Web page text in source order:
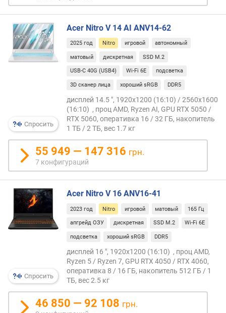
м
п
о
д
б
а
в
л
е
н
и
я
п
о
и
ч
е
с
Спросить
Acer Nitro V 14 AI ANV14-62
2025 год Nitro игровой автономный
матовый дискретная SSD M.2
USB-C 40G (USB4) Wi-Fi 6E подсветка
3D сканер лица хороший sRGB DDR5
дисплей 14.5 ", 1920x1200 (16:10) / 2560x1600
(16:10) , проц AMD, Ryzen AI, GPU RTX 5050 /
RTX 5060, оперативка 16 / 32 ГБ, накопитель
1 ТБ / 2 ТБ, вес 1.7 кг
55 949 — 147 316 грн.
7 конфигураций
Спросить
Acer Nitro V 16 ANV16-41
2023 год Nitro игровой матовый 165 Гц
апгрейд ОЗУ дискретная SSD M.2 Wi-Fi 6E
подсветка хороший sRGB DDR5
дисплей 16 ", 1920x1200 (16:10) , проц AMD,
Ryzen 5 / Ryzen 7, GPU RTX 4050 / RTX 4060,
оперативка 8 / 16 ГБ, накопитель 512 ГБ / 1
ТБ, вес 2.5 кг
46 850 — 92 108 грн.